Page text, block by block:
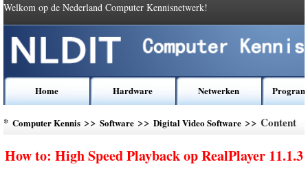
Welkom op de Nederland Computer Kennisnetwerk!
Home Hardware Netwerken
* Computer Kennis >> Software >> Digital Video Software >> Content
How to: High Speed ​​Playback op RealPlayer 11.1.3